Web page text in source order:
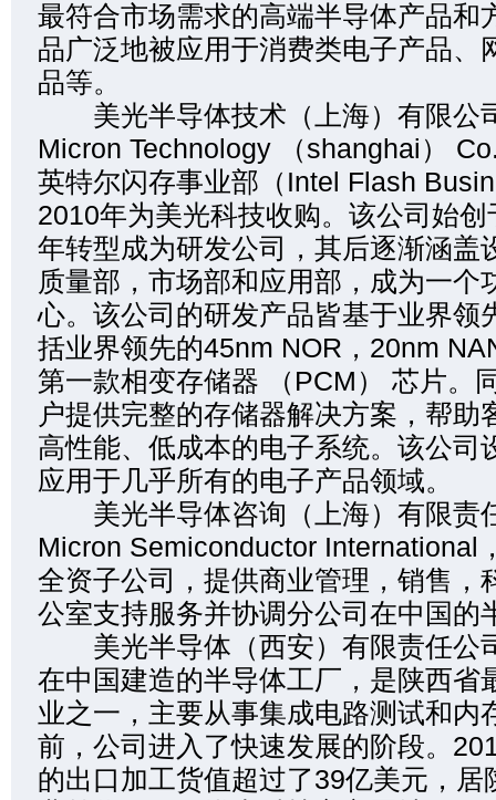
最符合市场需求的高端半导体产品和
品广泛地被应用于消费类电子产品、
品等。
美光半导体技术（上海）有限公
Micron Technology （shanghai）
英特尔闪存事业部（Intel Flash
2010年为美光科技收购。该公司始
年转型成为研发公司，其后逐渐涵盖
质量部，市场部和应用部，成为一个
心。该公司的研发产品皆基于业界领
括业界领先的45nm NOR，20nm
第一款相变存储器 （PCM） 芯片。
户提供完整的存储器解决方案，帮助
高性能、低成本的电子系统。该公司
应用于几乎所有的电子产品领域。
美光半导体咨询（上海）有限责
Micron Semiconductor International
全资子公司，提供商业管理，销售，
公室支持服务并协调分公司在中国的
美光半导体（西安）有限责任公
在中国建造的半导体工厂，是陕西省
业之一，主要从事集成电路测试和内
前，公司进入了快速发展的阶段。
的出口加工货值超过了39亿美元，居